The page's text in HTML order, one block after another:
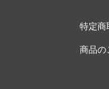
特定商
商品の